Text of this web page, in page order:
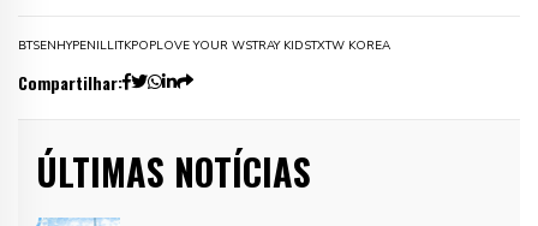
BTSENHYPENILLITKPOPLOVE YOUR WSTRAY KIDSTXTW KOREA
Compartilhar:
ÚLTIMAS NOTÍCIAS